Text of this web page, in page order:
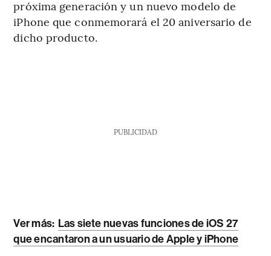
próxima generación y un nuevo modelo de
iPhone que conmemorará el 20 aniversario de
dicho producto.
PUBLICIDAD
Ver más: Las siete nuevas funciones de iOS 27
que encantaron a un usuario de Apple y iPhone